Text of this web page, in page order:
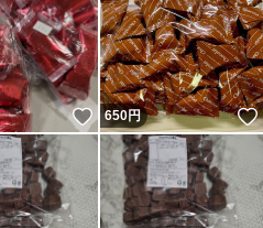
いいね！
650円